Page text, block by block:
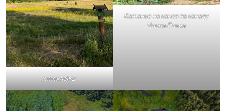
стеклоJP2
Катание на каноэ по каналу
Чарна-Ганча